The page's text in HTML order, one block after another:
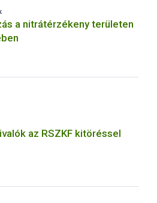
a nitrátérzékeny területen
az RSZKF kitöréssel